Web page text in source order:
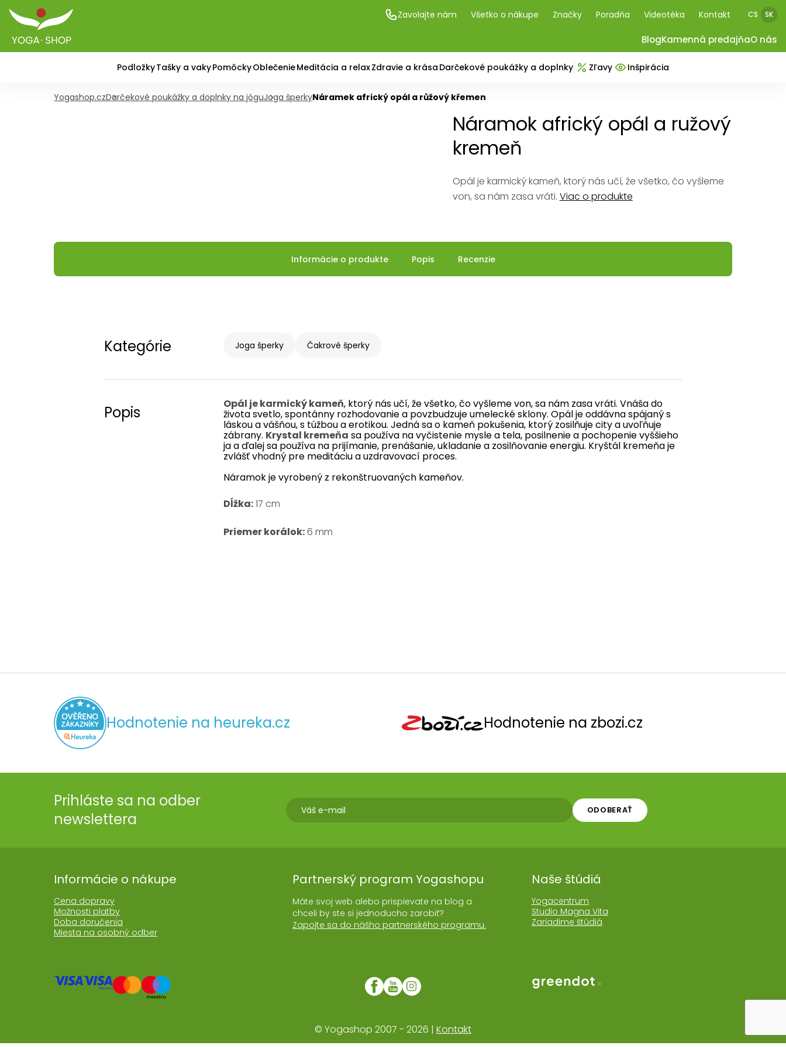
Zavolajte nám Všetko o nákupe Značky Poradňa Videotéka Kontakt CS SK
BlogKamenná predajňaO nás
PodložkyTašky a vakyPomôckyOblečenieMeditácia a relaxZdravie a krása Darčekové poukážky a doplnky Zľavy Inšpirácia
Yogashop.czDarčekové poukážky a doplnky na jóguJoga šperkyNáramek africký opál a růžový křemen
Náramok africký opál a ružový
kremeň
Opál je karmický kameň, ktorý nás učí, že všetko, čo vyšleme
von, sa nám zasa vráti. Viac o produkte
Informácie o produkte Popis Recenzie
Kategórie Joga šperky Čakrové šperky
Popis Opál jekarmickýkameň, ktorý násučí,ževšetko,čovyšlemevon,sa nám zasavráti. Vnášado
životasvetlo,spontánny rozhodovaniea povzbudzujeumeleckésklony. Opáljeoddávnaspájanýs
láskouavášňou,s túžbouaerotikou. Jedná sao kameň pokušenia, ktorý zosilňujecity auvoľňuje
zábrany. Krystal kremeňa sa používa na vyčistenie mysle a tela, posilnenie a pochopenie vyššieho
ja a ďalej sa používa na prijímanie, prenášanie, ukladanie a zosilňovanie energiu. Kryštál kremeňa je
zvlášť vhodný pre meditáciu a uzdravovací proces.
Náramok je vyrobený z rekonštruovaných kameňov.
Dĺžka:17 cm
Priemer korálok:6 mm
Hodnotenie na heureka.cz Hodnotenie na zbozi.cz
Prihláste sa na odber
newslettera
ODOBERAŤ
Informácie o nákupe
Cena dopravy
Možnosti platby
Doba doručenia
Miesta na osobný odber
Partnerský program Yogashopu
Máte svoj web alebo prispievate na blog a
chceli by ste si jednoducho zarobiť?
Zapojte sa do nášho partnerského programu.
Naše štúdiá
Yogacentrum
Studio Magna Vita
Zariadime štúdiá
Web realizoval Greendot
© Yogashop 2007 - 2026 | Kontakt